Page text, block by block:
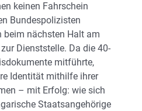
keinen Fahrschein
Bundespolizisten
beim nächsten Halt am
Dienststelle. Da die 40-
mitführte,
Identität mithilfe ihrer
– mit Erfolg: wie sich
Staatsangehörige